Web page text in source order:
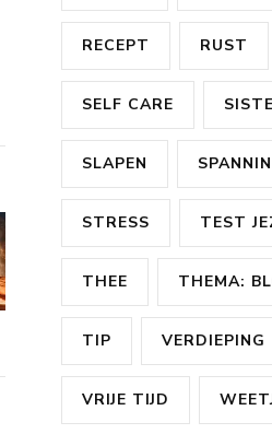
RECEPT RUST
SELF CARE
SLAPEN
STRESS TEST
THEE THEMA:
TIP VERDIEPING
VRIJE TIJD